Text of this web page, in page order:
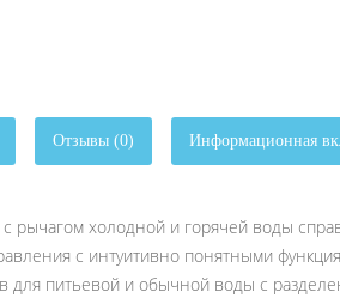
Отзывы (0) Информационная
рычагом холодной и горячей воды
с интуитивно понятными
питьевой и обычной воды с